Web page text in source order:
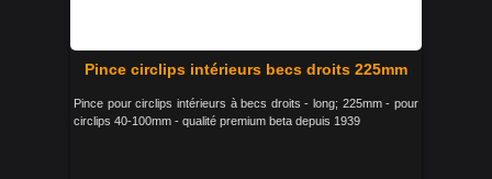
Pince circlips intérieurs becs droits 225mm
Pince pour circlips intérieurs à becs droits - long; 225mm - pour
circlips 40-100mm - qualité premium beta depuis 1939